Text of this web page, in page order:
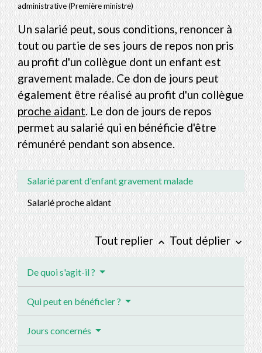
administrative (Première ministre)
Un salarié peut, sous conditions, renoncer à
tout ou partie de ses jours de repos non pris
au profit d'un collègue dont un enfant est
gravement malade. Ce don de jours peut
également être réalisé au profit d'un collègue
proche aidant. Le don de jours de repos
permet au salarié qui en bénéficie d'être
rémunéré pendant son absence.
Salarié parent d'enfant gravement malade
Salarié proche aidant
Tout replier keyboard_arrow_up Tout déplier keyboard_arrow_down
De quoi s'agit-il ?
Qui peut en bénéficier ?
Jours concernés